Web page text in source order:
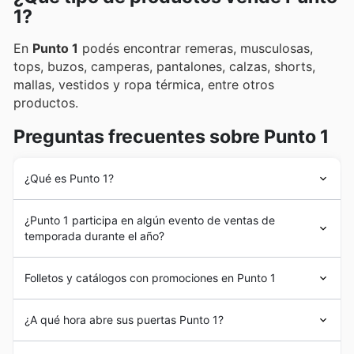
1?
En Punto 1 podés encontrar remeras, musculosas,
tops, buzos, camperas, pantalones, calzas, shorts,
mallas, vestidos y ropa térmica, entre otros
productos.
Preguntas frecuentes sobre Punto 1
¿Qué es Punto 1?
tendencia en el segmento de la indumentaria deportiva
por el uso de materiales de calidad y tecnologías de
vanguardia valoradas por su durabilidad, elasticidad,
fácil lavado y secado rápido.
¿Punto 1 participa en algún evento de ventas de
temporada durante el año?
temporada y ofertas exclusivasa lo largo del año. Al
navegar por nuestrosfolletos semanales y catálogos
disponibles en nuestro sitio, podrás anticiparte a
Folletos y catálogos con promociones en Punto 1
indumentariadeportiva. En Argentina opera locales
propios, un mercado online y además realiza ventas al
¿A qué hora abre sus puertas Punto 1?